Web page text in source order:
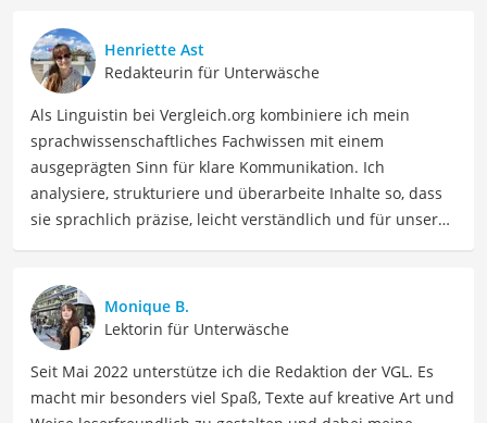
Henriette Ast
Redakteurin für Unterwäsche
Als Linguistin bei Vergleich.org kombiniere ich mein
sprachwissenschaftliches Fachwissen mit einem
ausgeprägten Sinn für klare Kommunikation. Ich
analysiere, strukturiere und überarbeite Inhalte so, dass
sie sprachlich präzise, leicht verständlich und für unsere
beschäftige ich mich gerne mit verschiedenen Hobbys
und Freizeitaktivitäten. Dieses Interesse spiegelt sich in
meinen Beiträgen wider, die sich mit Freizeitideen,
Reiseempfehlungen, Hobbytipps und Anregungen für die
Freizeitgestaltung befassen.
Monique B.
Lektorin für Unterwäsche
Seit Mai 2022 unterstütze ich die Redaktion der VGL. Es
macht mir besonders viel Spaß, Texte auf kreative Art und